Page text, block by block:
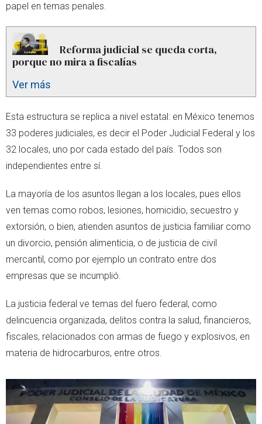
papel en temas penales.
Reforma judicial se queda corta,
porque no mira a fiscalías
Ver más
Esta estructura se replica a nivel estatal: en México tenemos
33 poderes judiciales, es decir el Poder Judicial Federal y los
32 locales, uno por cada estado del país. Todos son
independientes entre sí.
La mayoría de los asuntos llegan a los locales, pues ellos
ven temas como robos, lesiones, homicidio, secuestro y
extorsión, o bien, atienden asuntos de justicia familiar como
un divorcio, pensión alimenticia, o de justicia de civil
mercantil, como por ejemplo un contrato entre dos
empresas que se incumplió.
La justicia federal ve temas del fuero federal, como
delincuencia organizada, delitos contra la salud, financieros,
fiscales, relacionados con armas de fuego y explosivos, en
materia de hidrocarburos, entre otros.